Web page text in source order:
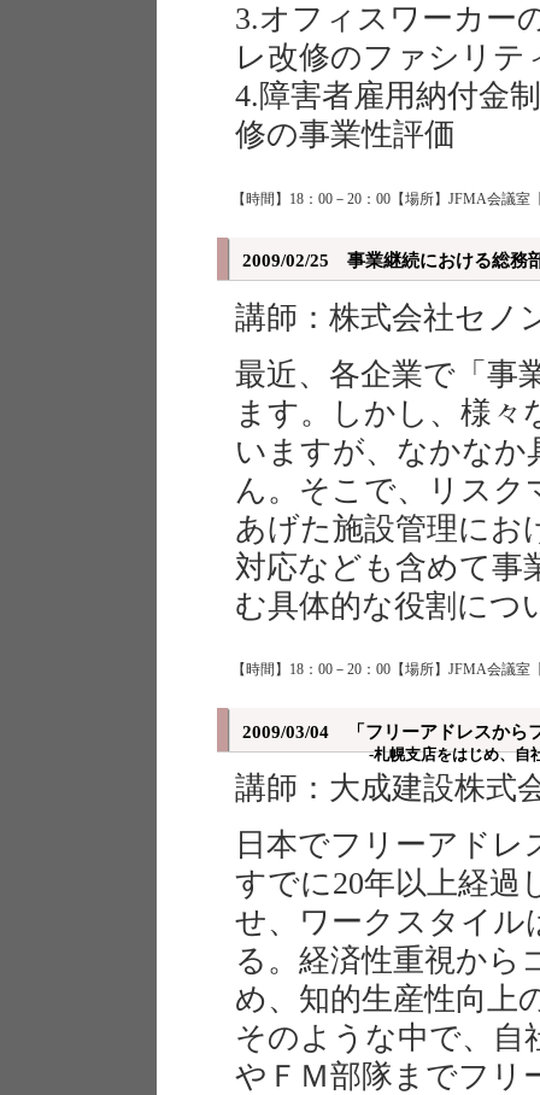
3.オフィスワーカー
レ改修のファシリテ
4.障害者雇用納付金
修の事業性評価
【時間】18：00－20：00【場所】JFMA会議
2009/02/25 事業継続における総務
講師：株式会社セ
最近、各企業で「事
ます。しかし、様
いますが、なかなか
ん。そこで、リスク
あげた施設管理にお
対応なども含めて事
む具体的な役割につ
【時間】18：00－20：00【場所】JFMA会議
2009/03/04 「フリーアドレスから
‐札幌支店をはじめ、自
講師：大成建設株
日本でフリーアド
すでに20年以上経過
せ、ワークスタイル
る。経済性重視から
め、知的生産性向上
そのような中で、自
やＦＭ部隊までフリ